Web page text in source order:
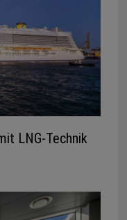
LNG-Technik